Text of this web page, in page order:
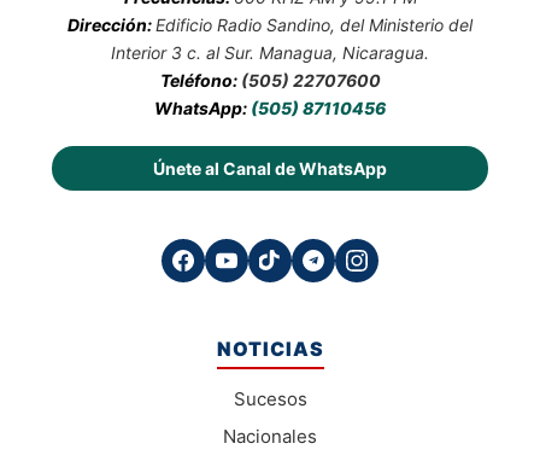
Dirección:Edificio Radio Sandino, del Ministerio del
Interior 3 c. al Sur. Managua, Nicaragua.
Teléfono: (505) 22707600
WhatsApp: (505) 87110456
Únete al Canal de WhatsApp
NOTICIAS
Sucesos
Nacionales